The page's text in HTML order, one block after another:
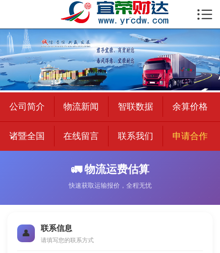
 首页
公司简介
物流新闻
绍兴至全国
合作加盟
宜荣智联
公司招聘
在线留言

公司简介 物流新闻 智联数据 余算价格
诸暨全国 在线留言 联系我们 申请合作
🚛 物流运费估算
快速获取运输报价，全程无忧
👤 联系信息
请填写您的联系方式